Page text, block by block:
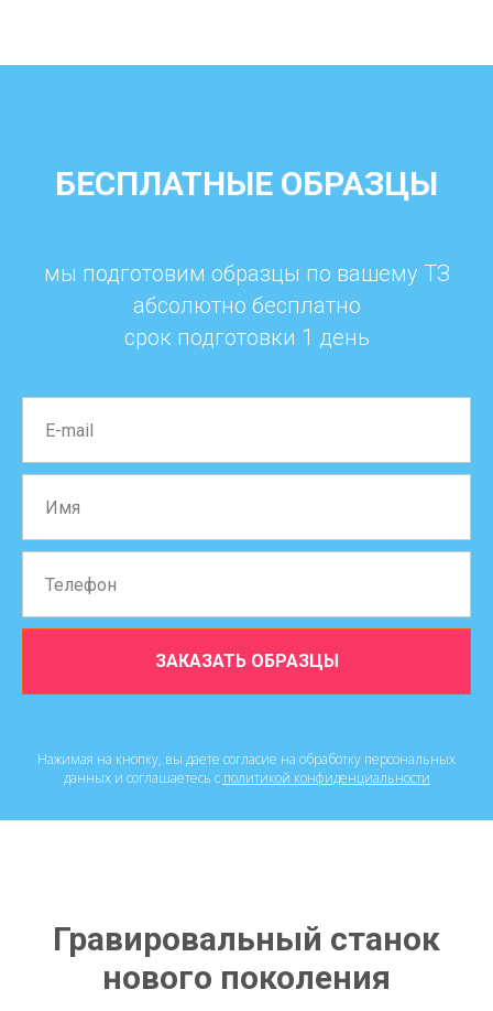
БЕСПЛАТНЫЕ ОБРАЗЦЫ
мы подготовим образцы по вашему ТЗ
абсолютно бесплатно
срок подготовки 1 день
ЗАКАЗАТЬ ОБРАЗЦЫ
Нажимая на кнопку, вы даете согласие на обработку персональных
данных и соглашаетесь c политикой конфиденциальности
Гравировальный станок
нового поколения